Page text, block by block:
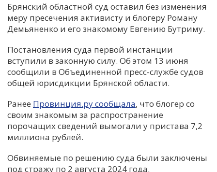
Н
Х
Ч
Я
Брянский областной суд оставил без изменения
меру пресечения активисту и блогеру Роману
Демьяненко и его знакомому Евгению Бутриму.
Постановления суда первой инстанции
вступили в законную силу. Об этом 13 июня
сообщили в Объединенной пресс-службе судов
общей юрисдикции Брянской области.
Ранее Провинция.ру сообщала, что блогер со
своим знакомым за распространение
порочащих сведений вымогали у пристава 7,2
миллиона рублей.
Обвиняемые по решению суда были заключены
под стражу по 2 августа 2024 года.